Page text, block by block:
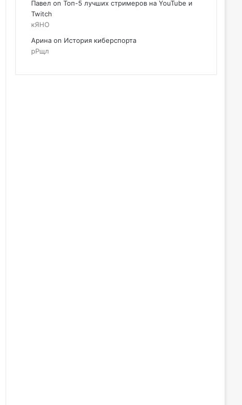
Павел on Топ-5 лучших стримеров на YouTube и
Twitch
кЯНО
Арина on История киберспорта
рРщл